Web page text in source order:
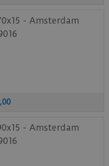
- Amsterdam
,00
- Amsterdam